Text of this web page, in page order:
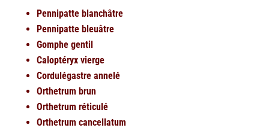
Pennipatte blanchâtre
Pennipatte bleuâtre
Gomphe gentil
Caloptéryx vierge
Cordulégastre annelé
Orthetrum brun
Orthetrum réticulé
Orthetrum cancellatum